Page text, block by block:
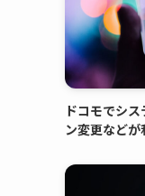
ドコモでシ
ン変更など